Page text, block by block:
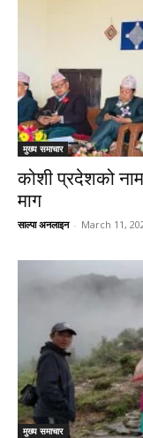
मुख्य समाचार
कोशी प्रदेशको नाम
माग
साल्पा अनलाइन - March 11,
मुख्य समाचार